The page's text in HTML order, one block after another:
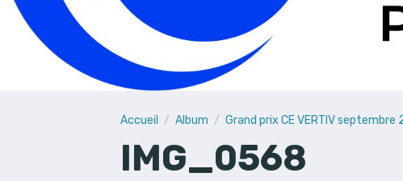
Accueil Album Grand prix CE VERTIV septembre
IMG_0568